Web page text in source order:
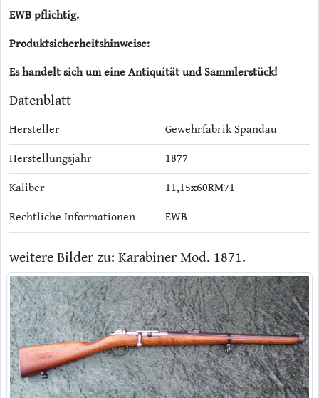
EWB pflichtig.
Produktsicherheitshinweise:
Es handelt sich um eine Antiquität und Sammlerstück!
Datenblatt
Hersteller Gewehrfabrik Spandau
Herstellungsjahr 1877
Kaliber 11,15x60RM71
Rechtliche Informationen EWB
weitere Bilder zu: Karabiner Mod. 1871.